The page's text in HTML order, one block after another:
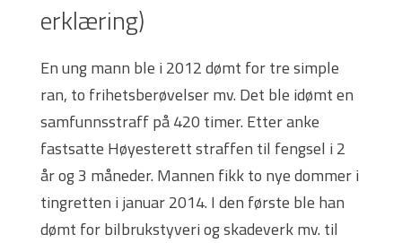
erklæring)
En ung mann ble i 2012 dømt for tre simple
ran, to frihetsberøvelser mv. Det ble idømt en
samfunnsstraff på 420 timer. Etter anke
fastsatte Høyesterett straffen til fengsel i 2
år og 3 måneder. Mannen fikk to nye dommer i
tingretten i januar 2014. I den første ble han
dømt for bilbrukstyveri og skadeverk mv. til